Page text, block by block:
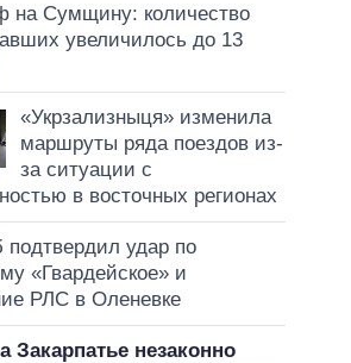
на Сумщину: количество
увеличилось до 13
«Укрзализныця» изменила
маршруты ряда поездов из-
за ситуации с
в восточных регионах
подтвердил удар по
«Гвардейское» и
РЛС в Оленевке
Закарпатье незаконно